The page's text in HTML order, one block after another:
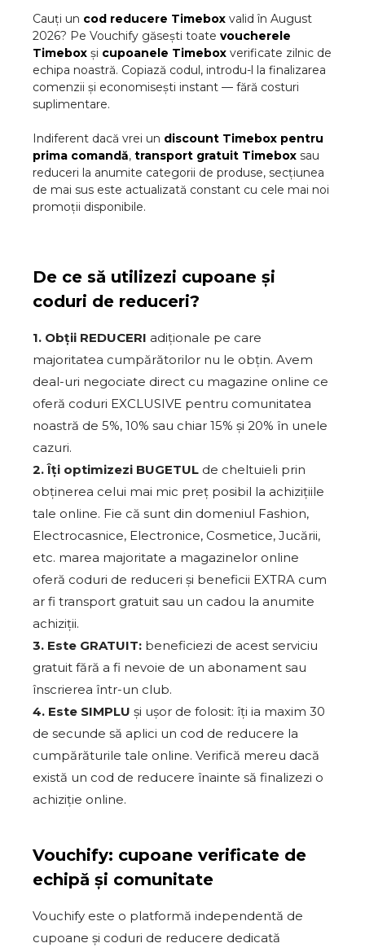
Cauți un cod reducere Timebox valid în August
2026? Pe Vouchify găsești toate voucherele
Timebox și cupoanele Timebox verificate zilnic de
echipa noastră. Copiază codul, introdu-l la finalizarea
comenzii și economisești instant — fără costuri
suplimentare.
Indiferent dacă vrei un discount Timebox pentru
prima comandă, transport gratuit Timebox sau
reduceri la anumite categorii de produse, secțiunea
de mai sus este actualizată constant cu cele mai noi
promoții disponibile.
De ce să utilizezi cupoane și
coduri de reduceri?
1. Obții REDUCERI adiționale pe care
majoritatea cumpărătorilor nu le obțin. Avem
deal-uri negociate direct cu magazine online ce
oferă coduri EXCLUSIVE pentru comunitatea
noastră de 5%, 10% sau chiar 15% și 20% în unele
cazuri.
2. Îți optimizezi BUGETUL de cheltuieli prin
obținerea celui mai mic preț posibil la achizițiile
tale online. Fie că sunt din domeniul Fashion,
Electrocasnice, Electronice, Cosmetice, Jucării,
etc. marea majoritate a magazinelor online
oferă coduri de reduceri și beneficii EXTRA cum
ar fi transport gratuit sau un cadou la anumite
achiziții.
3. Este GRATUIT: beneficiezi de acest serviciu
gratuit fără a fi nevoie de un abonament sau
înscrierea într-un club.
4. Este SIMPLU și ușor de folosit: îți ia maxim 30
de secunde să aplici un cod de reducere la
cumpărăturile tale online. Verifică mereu dacă
există un cod de reducere înainte să finalizezi o
achiziție online.
Vouchify: cupoane verificate de
echipă și comunitate
Vouchify este o platformă independentă de
cupoane și coduri de reducere dedicată